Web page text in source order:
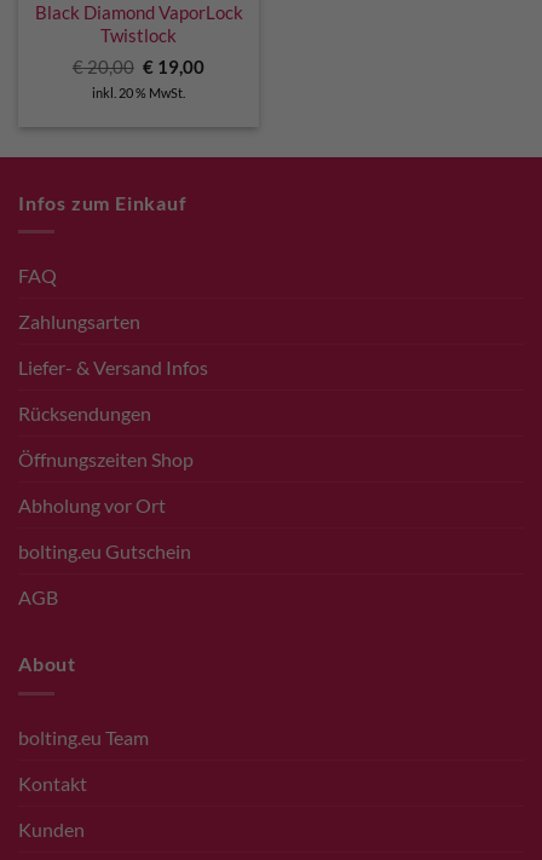
Black Diamond VaporLock
Twistlock
€20,00 Ursprünglicher
Preis
war:
€ 19,00Aktueller
inkl. 20 % MwSt.
Infos zum Einkauf
FAQ
Zahlungsarten
Liefer- & Versand Infos
Rücksendungen
Öffnungszeiten Shop
Abholung vor Ort
bolting.eu Gutschein
AGB
About
bolting.eu Team
Kontakt
Kunden